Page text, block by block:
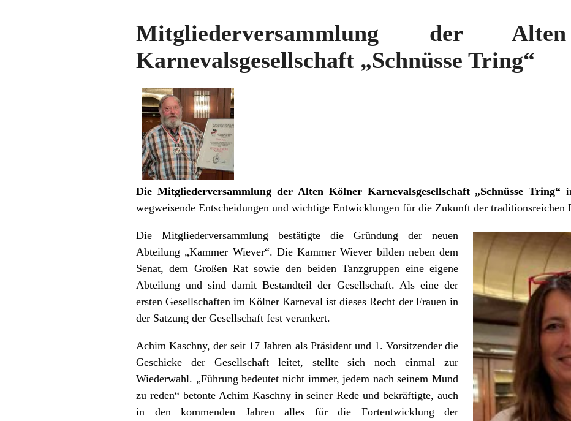
Mitgliederversammlung der
Karnevalsgesellschaft „Schnüsse Tring“
Die Mitgliederversammlung der Alten Kölner Karnevalsgesellschaft „Schnüsse Tring“
wegweisende Entscheidungen und wichtige Entwicklungen für die Zukunft der traditionsreichen
Die Mitgliederversammlung bestätigte die Gründung der neuen
Abteilung „Kammer Wiever“. Die Kammer Wiever bilden neben dem
Senat, dem Großen Rat sowie den beiden Tanzgruppen eine eigene
Abteilung und sind damit Bestandteil der Gesellschaft. Als eine der
ersten Gesellschaften im Kölner Karneval ist dieses Recht der Frauen in
der Satzung der Gesellschaft fest verankert.
Achim Kaschny, der seit 17 Jahren als Präsident und 1. Vorsitzender die
Geschicke der Gesellschaft leitet, stellte sich noch einmal zur
Wiederwahl. „Führung bedeutet nicht immer, jedem nach seinem Mund
zu reden“ betonte Achim Kaschny in seiner Rede und bekräftigte, auch
in den kommenden Jahren alles für die Fortentwicklung der